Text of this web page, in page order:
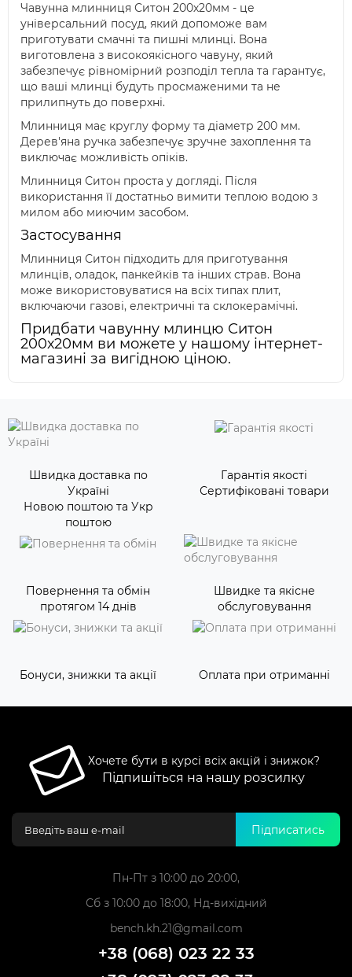
Чавунна млинниця Ситон 200х20мм - це
універсальний посуд, який допоможе вам
приготувати смачні та пишні млинці. Вона
виготовлена з високоякісного чавуну, який
забезпечує рівномірний розподіл тепла та гарантує,
що ваші млинці будуть просмаженими та не
прилипнуть до поверхні.
Млинниця має круглу форму та діаметр 200 мм.
Дерев'яна ручка забезпечує зручне захоплення та
виключає можливість опіків.
Млинниця Ситон проста у догляді. Після
використання її достатньо вимити теплою водою з
милом або миючим засобом.
Застосування
Млинниця Ситон підходить для приготування
млинців, оладок, панкейків та інших страв. Вона
може використовуватися на всіх типах плит,
включаючи газові, електричні та склокерамічні.
Придбати чавунну млинцю Ситон
200х20мм ви можете у нашому інтернет-
магазині за вигідною ціною.
Швидка доставка по
Україні
Новою поштою та Укр
поштою
Гарантія якості
Сертифіковані товари
Повернення та обмін
протягом 14 днів
Швидке та якісне
обслуговування
Бонуси, знижки та акції Оплата при отриманні
Хочете бути в курсі всіх акцій і знижок?
Підпишіться на нашу розсилку
Підписатись
Пн-Пт з 10:00 до 20:00,
Сб з 10:00 до 18:00, Нд-вихідний
bench.kh.21@gmail.com
+38 (068) 023 22 33